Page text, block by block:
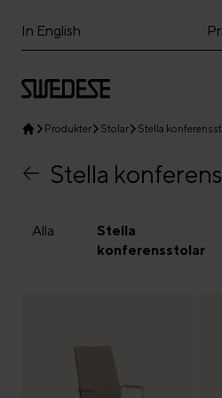
In English
Produkter Stolar Stella
Stella
Alla
Stella
konferensstolar